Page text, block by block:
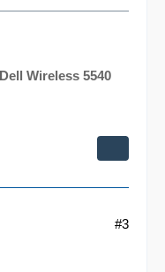
Wireless 5540
#3